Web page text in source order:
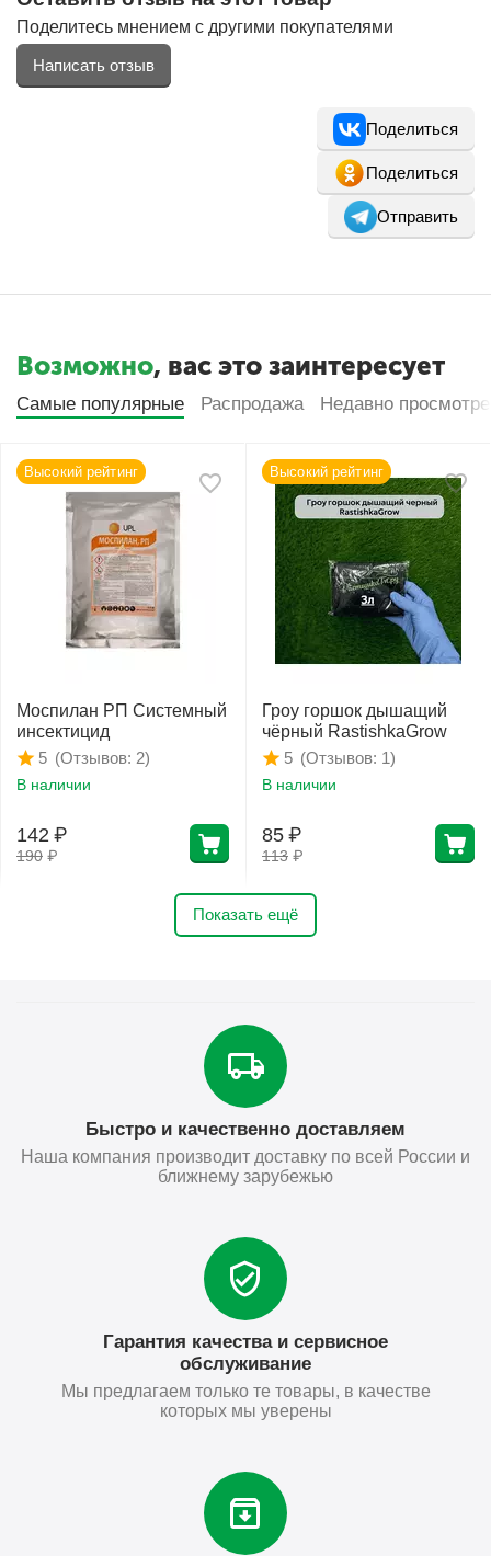
Поделитесь мнением с другими покупателями
Написать отзыв
Поделиться
Поделиться
Отправить
Возможно, вас это заинтересует
Самые популярные Распродажа Недавно
Высокий рейтинг
Моспилан РП Системный
инсектицид
(Отзывов: 2)
5
В наличии
190 ₽
142 ₽
Высокий рейтинг
Гроу горшок дышащий
чёрный RastishkaGrow
(Отзывов: 1)
5
В наличии
113 ₽
85 ₽
Показать ещё
Быстро и качественно доставляем
Наша компания производит доставку по всей России и
ближнему зарубежью
Гарантия качества и сервисное
обслуживание
Мы предлагаем только те товары, в качестве
которых мы уверены